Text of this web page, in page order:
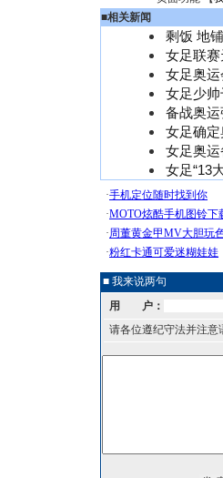
■相关新闻
剩饭 地
女足联
女足奥
女足少
备战奥
女足确
女足奥
女足“13
■ 我来说两句
用 户：
请各位遵纪守法并注意